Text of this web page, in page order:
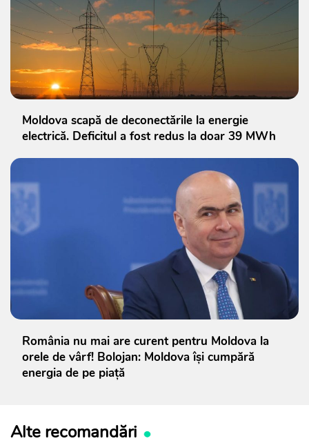
Moldova scapă de deconectările la energie
electrică. Deficitul a fost redus la doar 39 MWh
România nu mai are curent pentru Moldova la
orele de vârf! Bolojan: Moldova își cumpără
energia de pe piață
Alte recomandări